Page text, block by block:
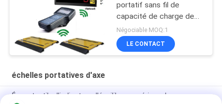
portatif sans fil de
capacité de charge de
l'axe 30t
Négociable MOQ:1
LE CONTACT
échelles portatives d'axe
Écran tactile d'indicateur d'équilibre numérique de